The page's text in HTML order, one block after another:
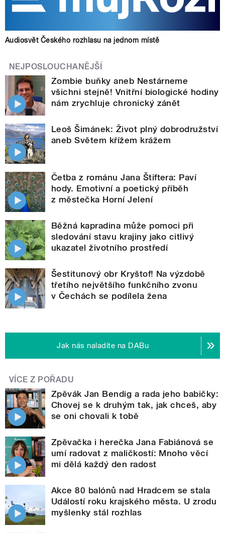
Audiosvět Českého rozhlasu na jednom místě
NEJPOSLOUCHANĚJŠÍ
Zombie buňky aneb Nestárneme
všichni stejně! Vnitřní biologické hodiny
nám zrychluje chronický zánět
Leoš Šimánek: Život plný dobrodružství
aneb Světem křížem krážem
Četba z románu Jana Štiftera: Paví
hody. Emotivní a poetický příběh
z městečka Horní Jelení
Běžná kapradina může pomoci při
sledování stavu krajiny jako citlivý
ukazatel životního prostředí
Šestitunový obr Kryštof! Na výzdobě
třetího největšího funkčního zvonu
v Čechách se podílela žena
Jak nás naladíte na DABu
VÍCE Z POŘADU
Zpěvák Jan Bendig a rada jeho babičky:
Chovej se k druhým tak, jak chceš, aby
se oni chovali k tobě
Zpěvačka i herečka Jana Fabiánová se
umí radovat z maličkostí: Mnoho věcí
mi dělá každý den radost
Akce 80 balónů nad Hradcem se stala
Událostí roku krajského města. U zrodu
myšlenky stál rozhlas